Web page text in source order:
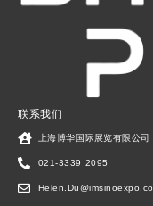
联系我们
上海博华国际展览有限公司
021-3339 2095